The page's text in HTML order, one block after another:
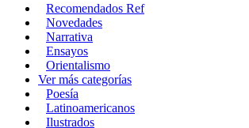
Recomendados Ref
Novedades
Narrativa
Ensayos
Orientalismo
Ver más categorías
Poesía
Latinoamericanos
Ilustrados